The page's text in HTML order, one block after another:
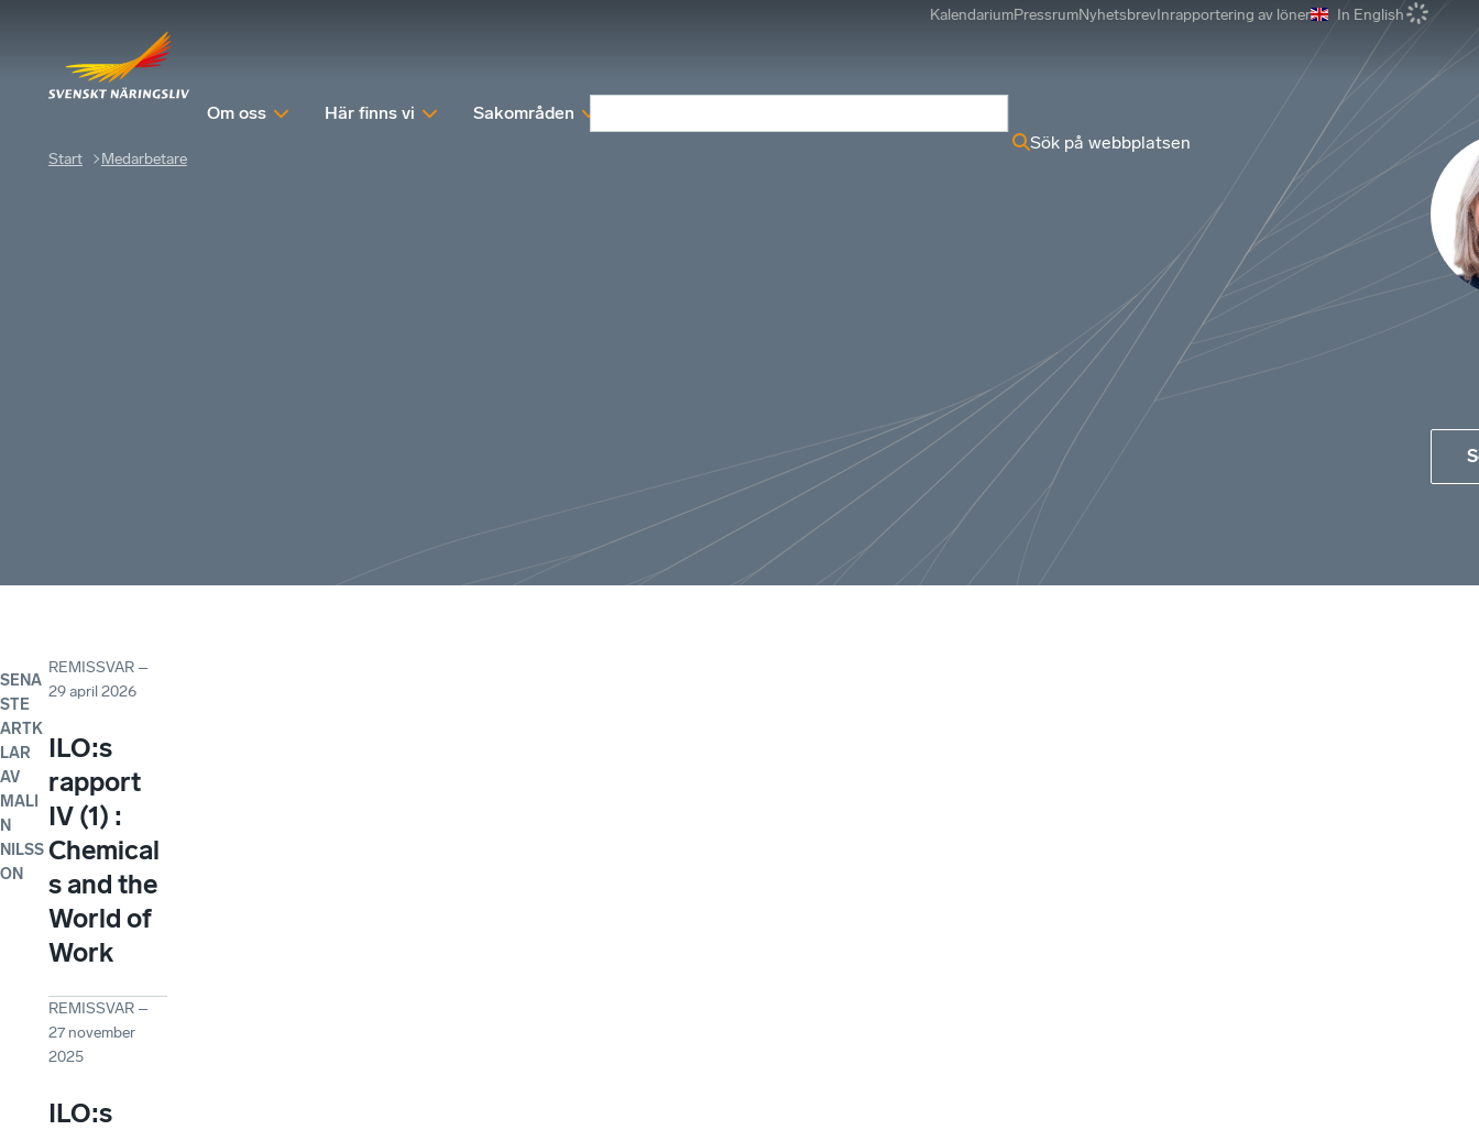
KalendariumPressrumNyhetsbrevInrapportering av löner In English
Om oss Här finns vi Sakområden
Sök på webbplatsen
Start Medarbetare
SENA
STE
ARTK
LAR
AV
MALI
N
NILSS
ON
REMISSVAR –
29 april 2026
ILO:s
rapport
IV (1) :
Chemical
s and the
World of
Work
REMISSVAR –
27 november
2025
ILO:s